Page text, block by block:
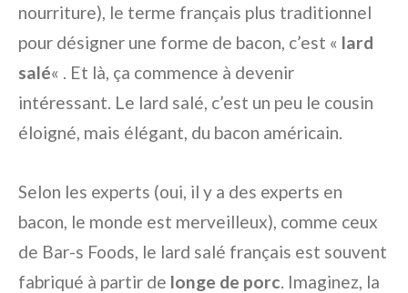
nourriture), le terme français plus traditionnel
pour désigner une forme de bacon, c’est « lard
salé« . Et là, ça commence à devenir
intéressant. Le lard salé, c’est un peu le cousin
éloigné, mais élégant, du bacon américain.
Selon les experts (oui, il y a des experts en
bacon, le monde est merveilleux), comme ceux
de Bar-s Foods, le lard salé français est souvent
fabriqué à partir de longe de porc. Imaginez, la